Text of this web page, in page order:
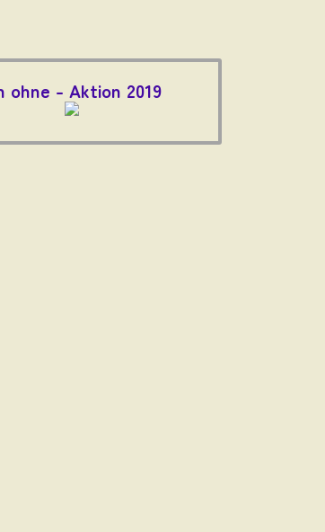
ohne - Aktion 2019